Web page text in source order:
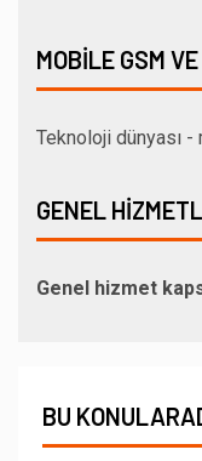
MOBILE GSM
Teknoloji dünyası
GENEL
Genel hizmet
BU